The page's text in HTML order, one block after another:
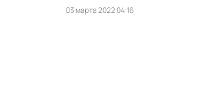
03 марта 2022 04:16